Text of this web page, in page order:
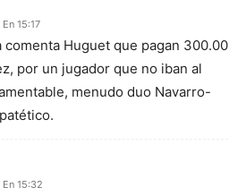
15:17
comenta Huguet que pagan 300.00
por un jugador que no iban al
menudo duo Navarro-
15:32